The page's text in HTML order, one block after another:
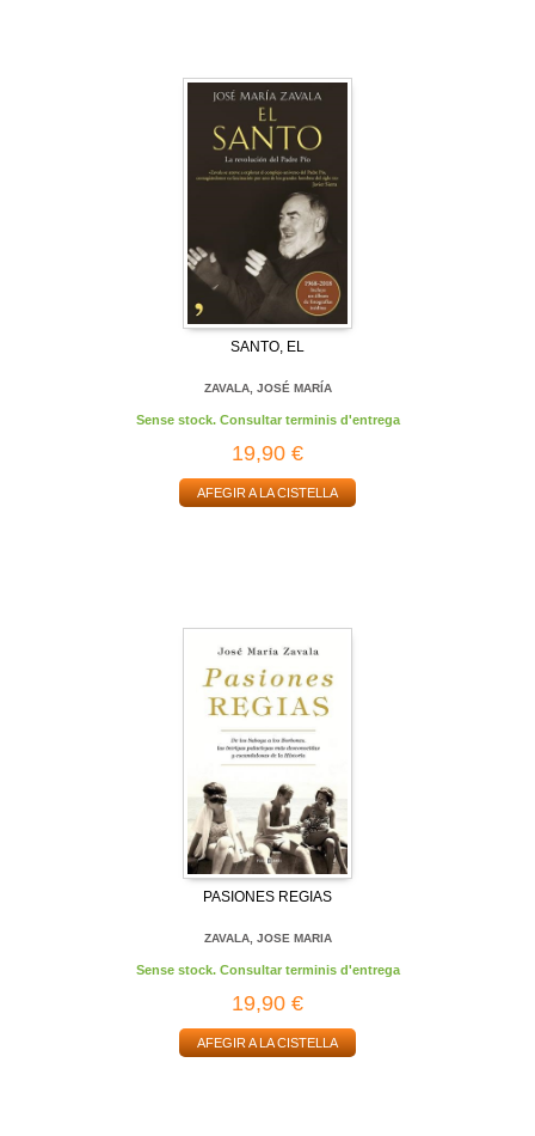
SANTO, EL
ZAVALA, JOSÉ MARÍA
Sense stock. Consultar terminis d'entrega
19,90 €
AFEGIR A LA CISTELLA
PASIONES REGIAS
ZAVALA, JOSE MARIA
Sense stock. Consultar terminis d'entrega
19,90 €
AFEGIR A LA CISTELLA